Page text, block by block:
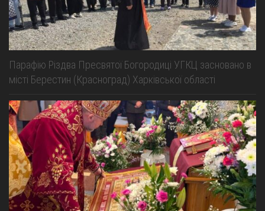
Парафію Різдва Пресвятої Богородиці УГКЦ засновано в
місті Берестин (Красноград) Харківської області